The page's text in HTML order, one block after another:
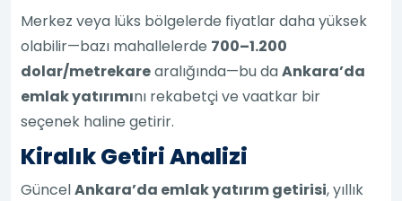
Merkez veya lüks bölgelerde fiyatlar daha yüksek
olabilir—bazı mahallelerde 700–1.200
dolar/metrekarearalığında—bu daAnkara’da
emlak yatırımını rekabetçi ve vaatkar bir
seçenek haline getirir.
Kiralık Getiri Analizi
GüncelAnkara’da emlak yatırım getirisi, yıllık